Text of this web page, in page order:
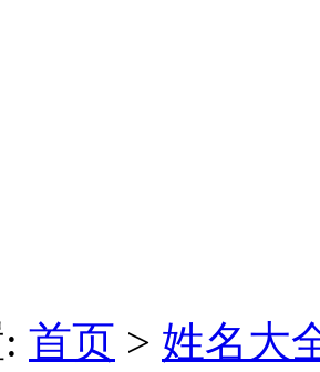
首页 > 姓名大